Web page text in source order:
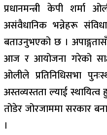
प्रधानमन्त्री केपी शर्मा
असंवैधानिक भन्नेहरू
बताउनुभएको छ ।
आज र आयोजना गरेको
ओलीले प्रतिनिधिसभा
अस्तव्यस्तता ल्याई
तोडेर जोरजाममा सरकार
।